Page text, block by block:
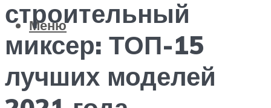
Меню
строительный
миксер: ТОП-15
лучших моделей